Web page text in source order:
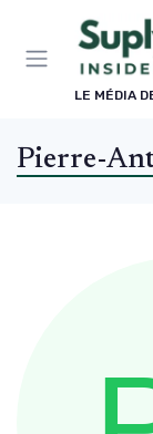
LE MÉDIA
Pierre-
Panneau de